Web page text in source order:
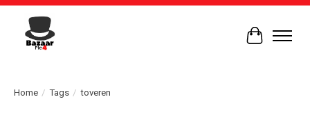
Home / Tags / toveren